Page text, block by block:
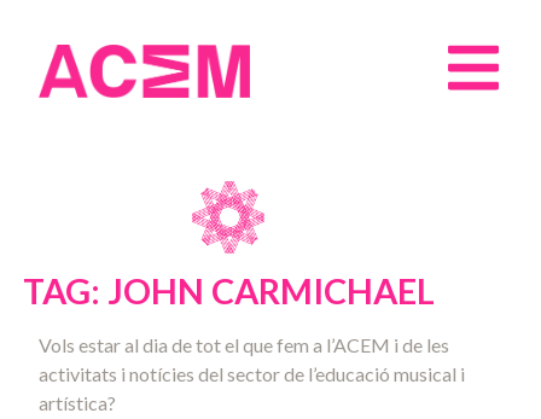
TAG: JOHN CARMICHAEL
Vols estar al dia de tot el que fem a l’ACEM i de les
activitats i notícies del sector de l’educació musical i
artística?